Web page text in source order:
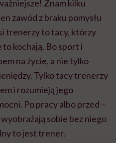
Znam kilku
zawód z braku pomysłu
trenerzy to tacy, którzy
to kochają. Bo sport i
na życie, a nie tylko
Tylko tacy trenerzy
i rozumieją jego
Po pracy albo przed –
sobie bez niego
to jest trener.